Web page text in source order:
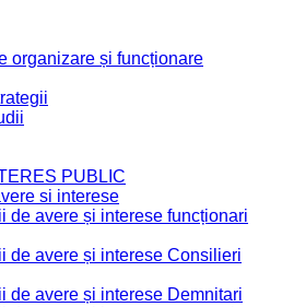
organizare și funcționare
PUBLIC
si interese
de avere și interese funcționari
de avere și interese Consilieri
de avere și interese Demnitari